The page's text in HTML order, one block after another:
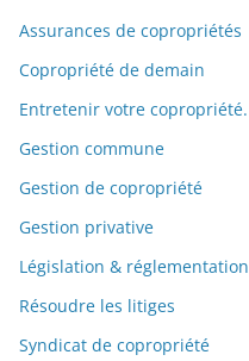
Assurances de copropriétés
Copropriété de demain
Entretenir votre copropriété.
Gestion commune
Gestion de copropriété
Gestion privative
Législation & réglementation
Résoudre les litiges
Syndicat de copropriété